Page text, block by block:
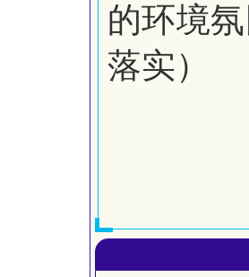
的环境
落实）